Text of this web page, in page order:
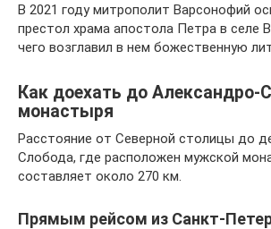
В 2021 году митрополит Варсонофий
престол храма апостола Петра в селе
чего возглавил в нем божественную
Как доехать до Александро-
монастыря
Расстояние от Северной столицы до
Слобода, где расположен мужской
составляет около 270 км.
Прямым рейсом из Санкт-